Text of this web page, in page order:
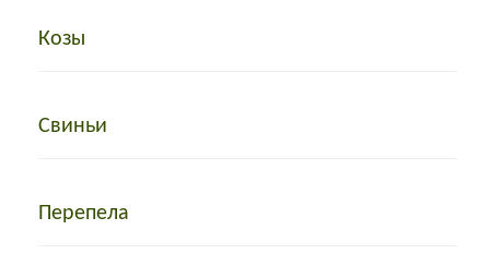
Козы
Свиньи
Перепела